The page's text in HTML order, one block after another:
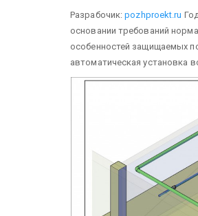
Разрабочик:pozhproekt.ru
основании требований
особенностей защищаемых
автоматическая установка